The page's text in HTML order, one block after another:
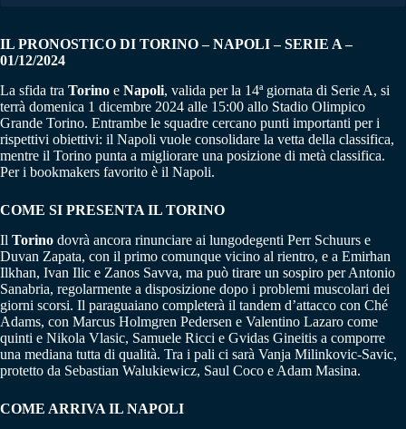
IL PRONOSTICO DI TORINO – NAPOLI – SERIE A –
01/12/2024
La sfida tra Torino e Napoli, valida per la 14ª giornata di Serie A, si
terrà domenica 1 dicembre 2024 alle 15:00 allo Stadio Olimpico
Grande Torino. Entrambe le squadre cercano punti importanti per i
rispettivi obiettivi: il Napoli vuole consolidare la vetta della classifica,
mentre il Torino punta a migliorare una posizione di metà classifica.
Per i bookmakers favorito è il Napoli.
COME SI PRESENTA IL TORINO
Il Torino dovrà ancora rinunciare ai lungodegenti Perr Schuurs e
Duvan Zapata, con il primo comunque vicino al rientro, e a Emirhan
Ilkhan, Ivan Ilic e Zanos Savva, ma può tirare un sospiro per Antonio
Sanabria, regolarmente a disposizione dopo i problemi muscolari dei
giorni scorsi. Il paraguaiano completerà il tandem d’attacco con Ché
Adams, con Marcus Holmgren Pedersen e Valentino Lazaro come
quinti e Nikola Vlasic, Samuele Ricci e Gvidas Gineitis a comporre
una mediana tutta di qualità. Tra i pali ci sarà Vanja Milinkovic-Savic,
protetto da Sebastian Walukiewicz, Saul Coco e Adam Masina.
COME ARRIVA IL NAPOLI